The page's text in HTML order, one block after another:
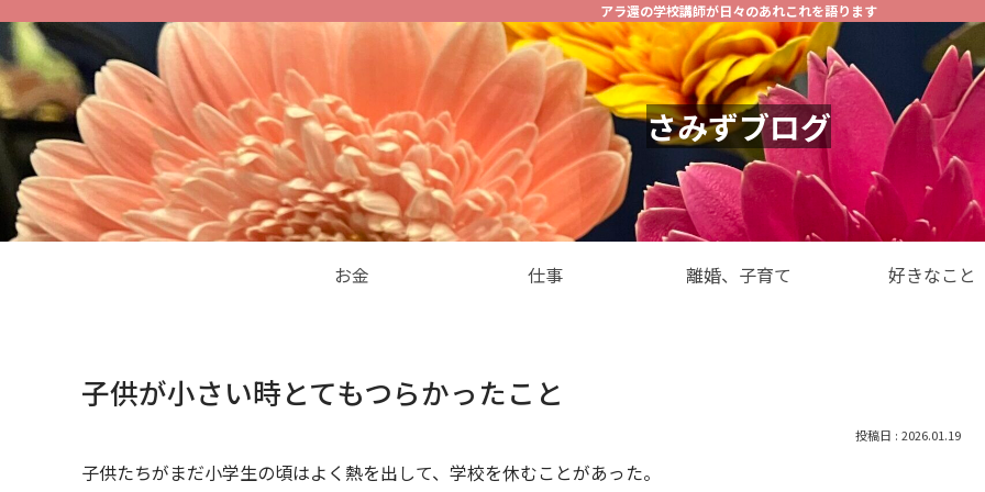
アラ還の学校講師が日々のあれこれを語ります
さみずブログ
お金 仕事 離婚、子育て 好きなこと
子供が小さい時とてもつらかったこと
2026.01.19
子供たちがまだ小学生の頃はよく熱を出して、学校を休むことがあった。